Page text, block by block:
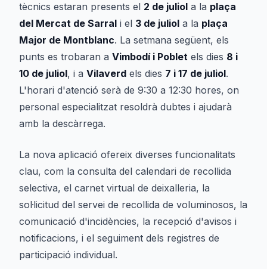
tècnics estaran presents el 2 de juliol a la plaça
del Mercat de Sarral i el 3 de juliol a la plaça
Major de Montblanc. La setmana següent, els
punts es trobaran a Vimbodí i Poblet els dies 8 i
10 de juliol, i a Vilaverd els dies 7 i 17 de juliol.
L'horari d'atenció serà de 9:30 a 12:30 hores, on
personal especialitzat resoldrà dubtes i ajudarà
amb la descàrrega.
La nova aplicació ofereix diverses funcionalitats
clau, com la consulta del calendari de recollida
selectiva, el carnet virtual de deixalleria, la
sol·licitud del servei de recollida de voluminosos, la
comunicació d'incidències, la recepció d'avisos i
notificacions, i el seguiment dels registres de
participació individual.